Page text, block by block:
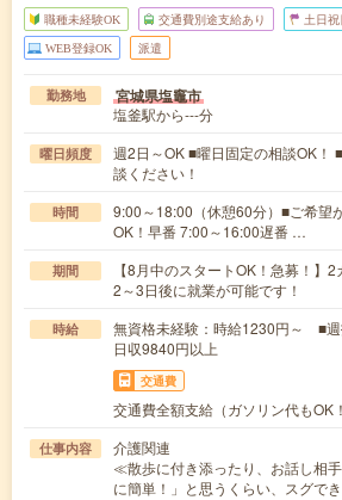
職種未経験OK 交通費別途支給あり 土日祝
WEB登録OK 派遣
勤務地 宮城県塩竈市
塩釜駅から---分
曜日頻度
週2日～OK ■曜日固定の相談OK！
談ください！
時間
9:00～18:00（休憩60分）■ご希望
OK！早番 7:00～16:00遅番 …
期間
【8月中のスタートOK！急募！
2～3日後に就業が可能です！
時給
無資格未経験：時給1230円～ ■
日収9840円以上
交通費
交通費全額支給（ガソリン代もOK
仕事内容
介護関連
≪散歩に付き添ったり、お話し相
に簡単！」と思うくらい、スグで